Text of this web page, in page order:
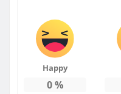
Happy
0%